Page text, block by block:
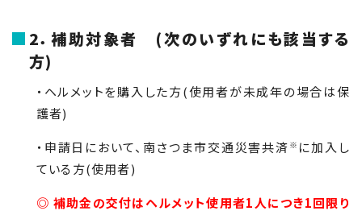
2．補助対象者 (次のいずれにも該当する
方)
・ヘルメットを購入した方(使用者が未成年の場合は保
護者)
・申請日において、南さつま市交通災害共済 ※ に加入し
ている方(使用者)
◎ 補助金の交付はヘルメット使用者1人につき1回限り